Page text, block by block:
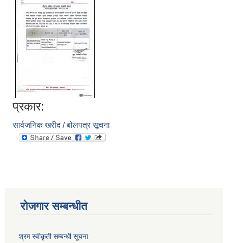
प्रकार:
सार्वजनिक खरीद / बोलपत्र सूचना
रोजगार सम्बन्धीत
श्रम स्वीकृती सम्बन्धी सूचना